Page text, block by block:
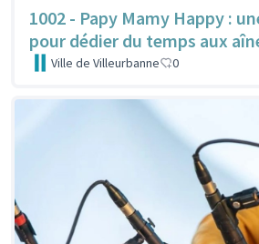
1002 - Papy Mamy Happy :
pour dédier du temps aux
Ville de Villeurbanne 0